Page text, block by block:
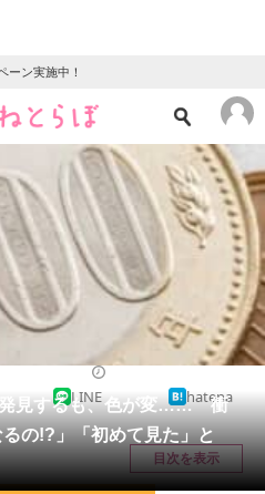
ーン実施中！
ニュース
クイズ
地域
教育・育児
発見するも、色が変…… 衝
の!?」「初めて見た」と
LINE hatena
目次を表示